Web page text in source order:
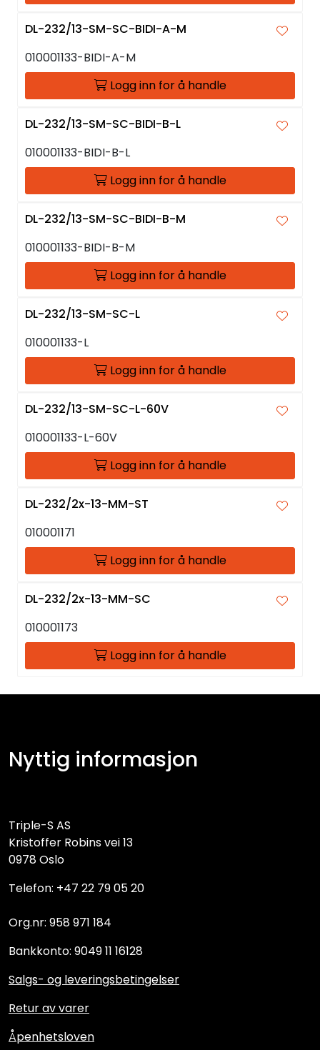
DL-232/13-SM-SC-BIDI-A-M
010001133-BIDI-A-M
Logg inn for å handle
DL-232/13-SM-SC-BIDI-B-L
010001133-BIDI-B-L
Logg inn for å handle
DL-232/13-SM-SC-BIDI-B-M
010001133-BIDI-B-M
Logg inn for å handle
DL-232/13-SM-SC-L
010001133-L
Logg inn for å handle
DL-232/13-SM-SC-L-60V
010001133-L-60V
Logg inn for å handle
DL-232/2x-13-MM-ST
010001171
Logg inn for å handle
DL-232/2x-13-MM-SC
010001173
Logg inn for å handle
Nyttig informasjon
Triple-S AS
Kristoffer Robins vei 13
0978 Oslo
Telefon: +47 22 79 05 20
Org.nr: 958 971 184
Bankkonto: 9049 11 16128
Salgs- og leveringsbetingelser
Retur av varer
Åpenhetsloven